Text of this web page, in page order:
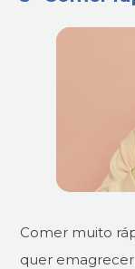
Comer muito
quer